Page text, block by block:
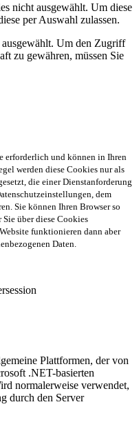
nicht ausgewählt. Um diese
per Auswahl zulassen.
Um den Zugriff
zu gewähren, müssen Sie
erforderlich und können in Ihren
werden diese Cookies nur als
die einer Dienstanforderung
dem
Sie können Ihren Browser so
über diese Cookies
funktionieren dann aber
Daten.
Plattformen, der von
.NET-basierten
normalerweise verwendet,
durch den Server